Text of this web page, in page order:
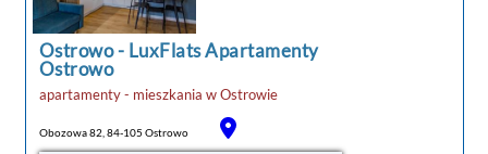
pokojach w obiekcie zapewniono prywatną
łazienkę z prysznicem i suszarką do włosów, ...
Ostrowo- LuxFlats Apartamenty
Ostrowo
apartamenty - mieszkania wOstrowie
Obozowa 82, 84-105 Ostrowo